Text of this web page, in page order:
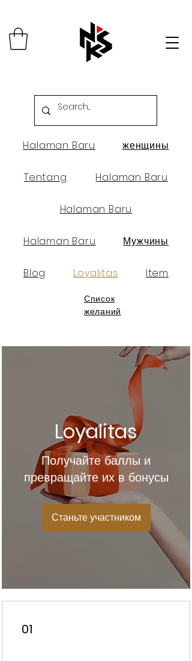
Halaman Baru женщины
Tentang Halaman Baru
Halaman Baru
Halaman Baru Мужчины
Blog Loyalitas Item
Список
желаний
Loyalitas
Получайте баллы и
превращайте их в бонусы
Станьте участником
01